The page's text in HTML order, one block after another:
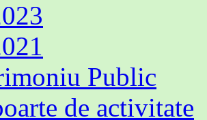
Public
de activitate